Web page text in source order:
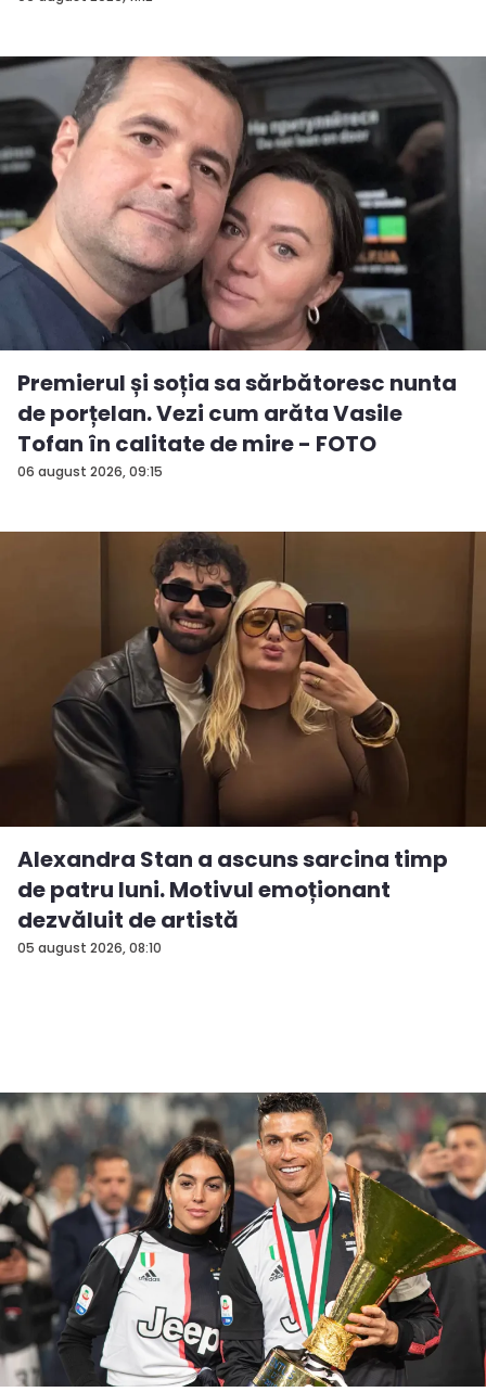
06 august 2026, 09:15
Premierul și soția sa sărbătoresc nunta
de porțelan. Vezi cum arăta Vasile
Tofan în calitate de mire - FOTO
05 august 2026, 08:10
Alexandra Stan a ascuns sarcina timp
de patru luni. Motivul emoționant
dezvăluit de artistă